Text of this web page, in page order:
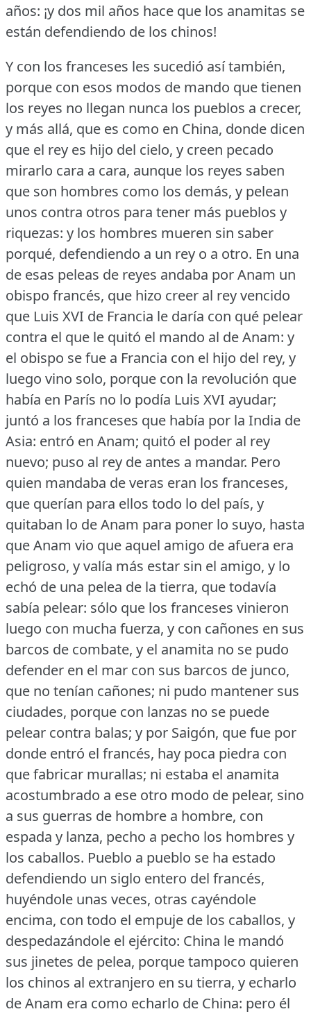
años: ¡y dos mil años hace que los anamitas se
están defendiendo de los chinos!
Y con los franceses les sucedió así también,
porque con esos modos de mando que tienen
los reyes no llegan nunca los pueblos a crecer,
y más allá, que es como en China, donde dicen
que el rey es hijo del cielo, y creen pecado
mirarlo cara a cara, aunque los reyes saben
que son hombres como los demás, y pelean
unos contra otros para tener más pueblos y
riquezas: y los hombres mueren sin saber
porqué, defendiendo a un rey o a otro. En una
de esas peleas de reyes andaba por Anam un
obispo francés, que hizo creer al rey vencido
que Luis XVI de Francia le daría con qué pelear
contra el que le quitó el mando al de Anam: y
el obispo se fue a Francia con el hijo del rey, y
luego vino solo, porque con la revolución que
había en París no lo podía Luis XVI ayudar;
juntó a los franceses que había por la India de
Asia: entró en Anam; quitó el poder al rey
nuevo; puso al rey de antes a mandar. Pero
quien mandaba de veras eran los franceses,
que querían para ellos todo lo del país, y
quitaban lo de Anam para poner lo suyo, hasta
que Anam vio que aquel amigo de afuera era
peligroso, y valía más estar sin el amigo, y lo
echó de una pelea de la tierra, que todavía
sabía pelear: sólo que los franceses vinieron
luego con mucha fuerza, y con cañones en sus
barcos de combate, y el anamita no se pudo
defender en el mar con sus barcos de junco,
que no tenían cañones; ni pudo mantener sus
ciudades, porque con lanzas no se puede
pelear contra balas; y por Saigón, que fue por
donde entró el francés, hay poca piedra con
que fabricar murallas; ni estaba el anamita
acostumbrado a ese otro modo de pelear, sino
a sus guerras de hombre a hombre, con
espada y lanza, pecho a pecho los hombres y
los caballos. Pueblo a pueblo se ha estado
defendiendo un siglo entero del francés,
huyéndole unas veces, otras cayéndole
encima, con todo el empuje de los caballos, y
despedazándole el ejército: China le mandó
sus jinetes de pelea, porque tampoco quieren
los chinos al extranjero en su tierra, y echarlo
de Anam era como echarlo de China: pero él